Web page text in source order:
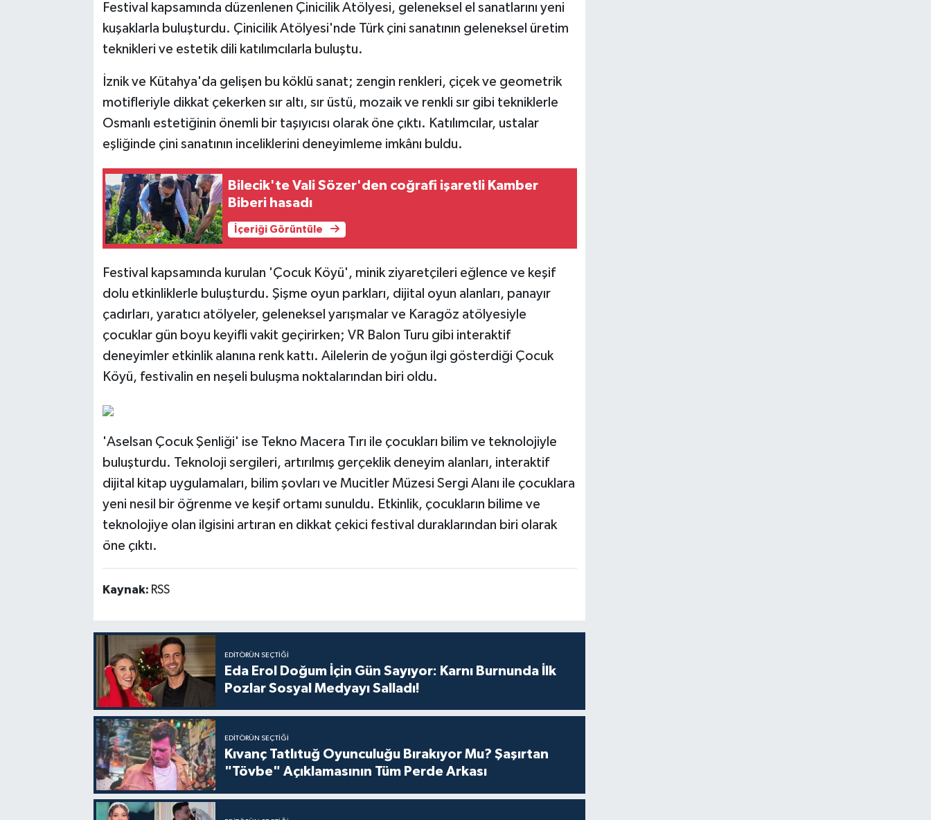
Festival kapsamında düzenlenen Çinicilik Atölyesi, geleneksel el sanatlarını yeni
kuşaklarla buluşturdu. Çinicilik Atölyesi'nde Türk çini sanatının geleneksel üretim
teknikleri ve estetik dili katılımcılarla buluştu.
İznik ve Kütahya'da gelişen bu köklü sanat; zengin renkleri, çiçek ve geometrik
motifleriyle dikkat çekerken sır altı, sır üstü, mozaik ve renkli sır gibi tekniklerle
Osmanlı estetiğinin önemli bir taşıyıcısı olarak öne çıktı. Katılımcılar, ustalar
eşliğinde çini sanatının inceliklerini deneyimleme imkânı buldu.
Bilecik'te Vali Sözer'den coğrafi işaretli Kamber
Biberi hasadı
İçeriği Görüntüle
Festival kapsamında kurulan 'Çocuk Köyü', minik ziyaretçileri eğlence ve keşif
dolu etkinliklerle buluşturdu. Şişme oyun parkları, dijital oyun alanları, panayır
çadırları, yaratıcı atölyeler, geleneksel yarışmalar ve Karagöz atölyesiyle
çocuklar gün boyu keyifli vakit geçirirken; VR Balon Turu gibi interaktif
deneyimler etkinlik alanına renk kattı. Ailelerin de yoğun ilgi gösterdiği Çocuk
Köyü, festivalin en neşeli buluşma noktalarından biri oldu.
'Aselsan Çocuk Şenliği' ise Tekno Macera Tırı ile çocukları bilim ve teknolojiyle
buluşturdu. Teknoloji sergileri, artırılmış gerçeklik deneyim alanları, interaktif
dijital kitap uygulamaları, bilim şovları ve Mucitler Müzesi Sergi Alanı ile çocuklara
yeni nesil bir öğrenme ve keşif ortamı sunuldu. Etkinlik, çocukların bilime ve
teknolojiye olan ilgisini artıran en dikkat çekici festival duraklarından biri olarak
öne çıktı.
Kaynak: RSS
EDITÖRÜN SEÇTIĞI
Eda Erol Doğum İçin Gün Sayıyor: Karnı Burnunda İlk
Pozlar Sosyal Medyayı Salladı!
EDITÖRÜN SEÇTIĞI
Kıvanç Tatlıtuğ Oyunculuğu Bırakıyor Mu? Şaşırtan
"Tövbe" Açıklamasının Tüm Perde Arkası